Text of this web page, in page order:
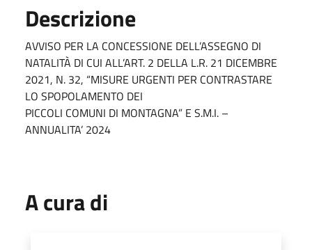
Descrizione
AVVISO PER LA CONCESSIONE DELL’ASSEGNO DI
NATALITÀ DI CUI ALL’ART. 2 DELLA L.R. 21 DICEMBRE
2021, N. 32, “MISURE URGENTI PER CONTRASTARE
LO SPOPOLAMENTO DEI
PICCOLI COMUNI DI MONTAGNA” E S.M.I. –
ANNUALITA’ 2024
A cura di